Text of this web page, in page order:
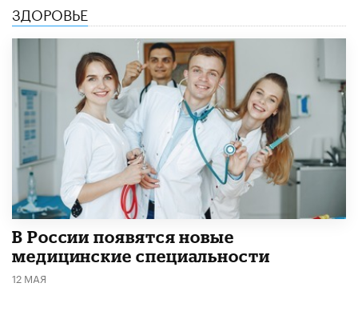
ЗДОРОВЬЕ
В России появятся новые
медицинские специальности
12 МАЯ